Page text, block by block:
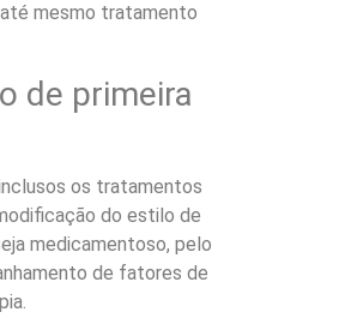
mesmo tratamento
de primeira
os tratamentos
do estilo de
medicamentoso, pelo
de fatores de